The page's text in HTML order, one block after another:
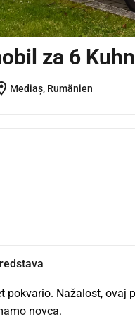
za 6
Mediaș, Rumänien
pokvario. Nažalost,
novca.